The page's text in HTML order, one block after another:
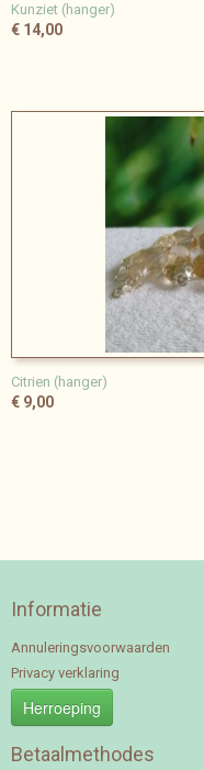
Kunziet (hanger)
€ 14,00
Citrien (hanger)
€ 9,00
Informatie
Annuleringsvoorwaarden
Privacy verklaring
Herroeping
Betaalmethodes